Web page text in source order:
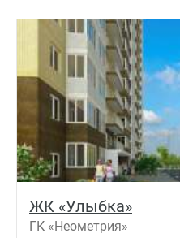
ЖК «Улыбка»
ГК «Неометрия»